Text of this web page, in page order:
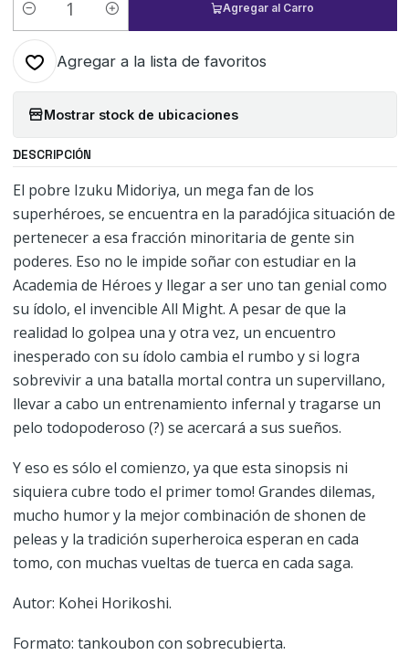
Cantidad
Agregar al Carro
Agregar a la lista de favoritos
Mostrar stock de ubicaciones
DESCRIPCIÓN
El pobre Izuku Midoriya, un mega fan de los
superhéroes, se encuentra en la paradójica situación de
pertenecer a esa fracción minoritaria de gente sin
poderes. Eso no le impide soñar con estudiar en la
Academia de Héroes y llegar a ser uno tan genial como
su ídolo, el invencible All Might. A pesar de que la
realidad lo golpea una y otra vez, un encuentro
inesperado con su ídolo cambia el rumbo y si logra
sobrevivir a una batalla mortal contra un supervillano,
llevar a cabo un entrenamiento infernal y tragarse un
pelo todopoderoso (?) se acercará a sus sueños.
Y eso es sólo el comienzo, ya que esta sinopsis ni
siquiera cubre todo el primer tomo! Grandes dilemas,
mucho humor y la mejor combinación de shonen de
peleas y la tradición superheroica esperan en cada
tomo, con muchas vueltas de tuerca en cada saga.
Autor: Kohei Horikoshi.
Formato: tankoubon con sobrecubierta.